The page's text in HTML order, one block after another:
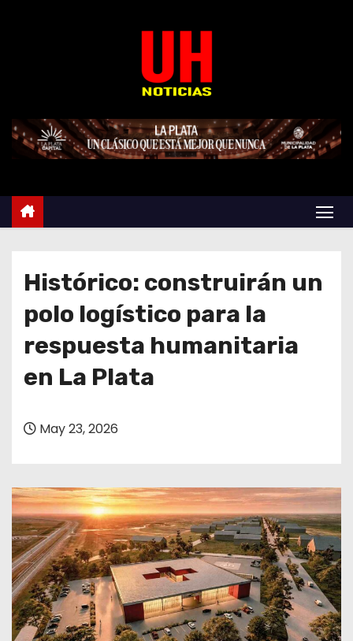
e
Histórico: construirán un
polo logístico para la
respuesta humanitaria
en La Plata
May 23, 2026